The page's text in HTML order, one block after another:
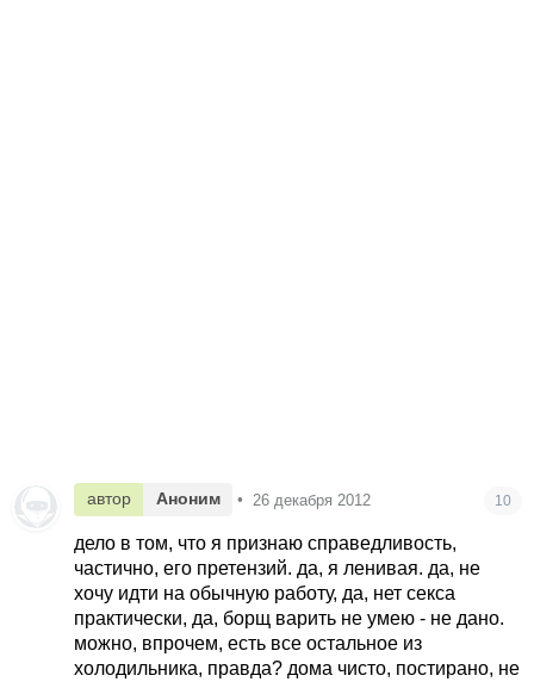
автор Аноним • 26 декабря 2012 10
дело в том, что я признаю справедливость,
частично, его претензий. да, я ленивая. да, не
хочу идти на обычную работу, да, нет секса
практически, да, борщ варить не умею - не дано.
можно, впрочем, есть все остальное из
холодильника, правда? дома чисто, постирано, не